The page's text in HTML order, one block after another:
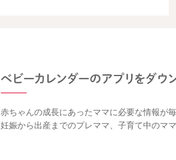
赤ちゃんの成長にあったママに必要な情報が毎
妊娠から出産までのプレママ、子育て中のマ